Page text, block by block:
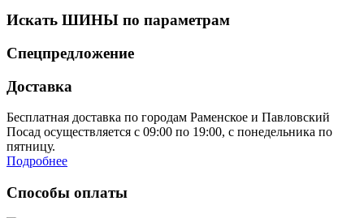
Искать ШИНЫ по параметрам
Спецпредложение
Доставка
Бесплатная доставка по городам Раменское и Павловский
Посад осуществляется с 09:00 по 19:00, с понедельника по
пятницу.
Подробнее
Способы оплаты